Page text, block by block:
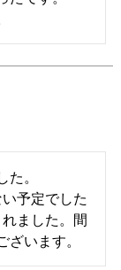
。
予定でした
ました。間
います。